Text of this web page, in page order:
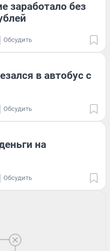
заработало без
Обсудить
в автобус с
Обсудить
на
Обсудить